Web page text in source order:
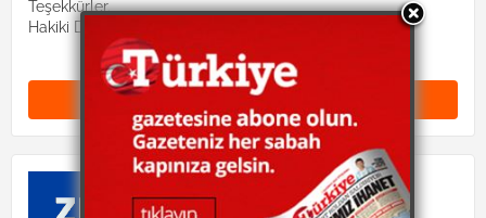
Teşekkürler.
Hakiki Dinimiz site yönetimi
Yorum Gönder (0)